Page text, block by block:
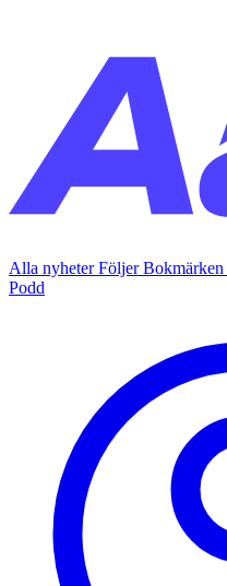
Alla nyheterFöljerBokmärken
Podd